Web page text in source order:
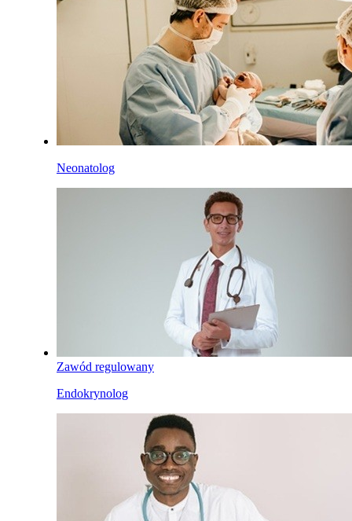
Neonatolog
Zawód regulowany
Endokrynolog